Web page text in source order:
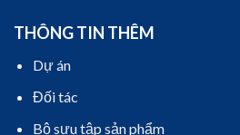
THÔNG TIN THÊM
Dự án
Đối tác
Bộ sưu tập sản phẩm